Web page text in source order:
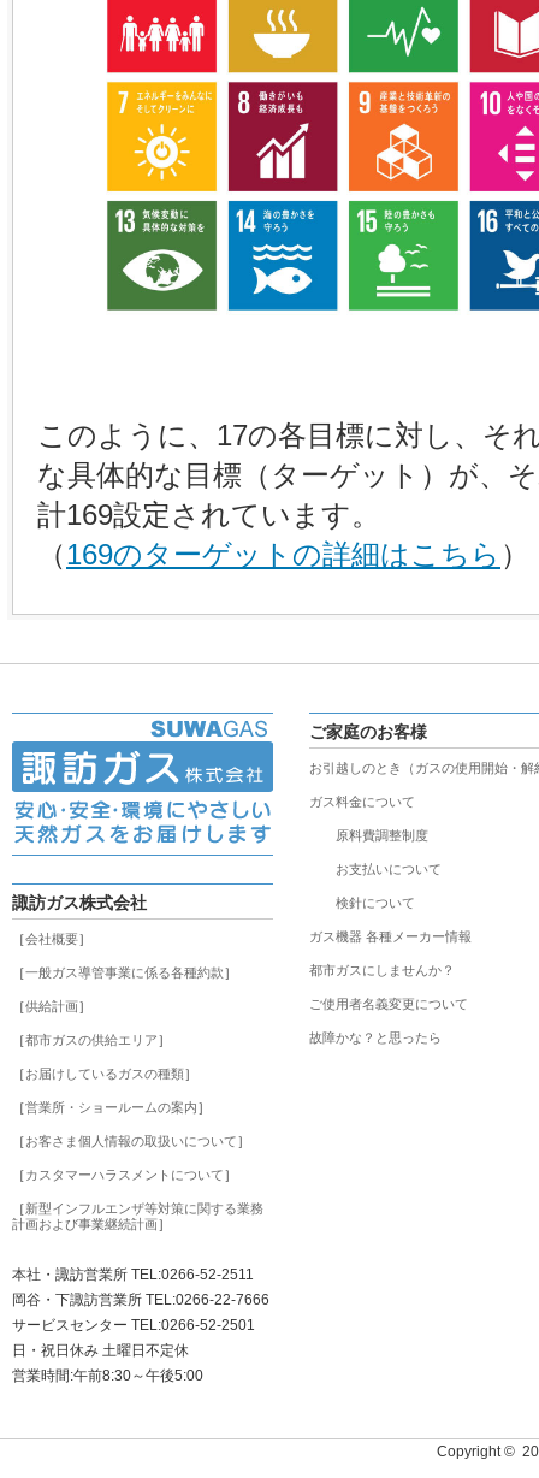
このように、17の各目標に対し、そ
な具体的な目標（ターゲット）が、
計169設定されています。
（169のターゲットの詳細はこちら ）
諏訪ガス株式会社
［会社概要］
［一般ガス導管事業に係る各種約款］
［供給計画］
［都市ガスの供給エリア］
［お届けしているガスの種類］
［営業所・ショールームの案内］
［お客さま個人情報の取扱いについて］
［カスタマーハラスメントについて］
［新型インフルエンザ等対策に関する業務
計画および事業継続計画］
本社・諏訪営業所 TEL:0266-52-2511
岡谷・下諏訪営業所 TEL:0266-22-7666
サービスセンター TEL:0266-52-2501
日・祝日休み 土曜日不定休
営業時間:午前8:30～午後5:00
ご家庭のお客様
お引越しのとき（ガスの使用開始・解
ガス料金について
原料費調整制度
お支払いについて
検針について
ガス機器 各種メーカー情報
都市ガスにしませんか？
ご使用者名義変更について
故障かな？と思ったら
Copyright ©